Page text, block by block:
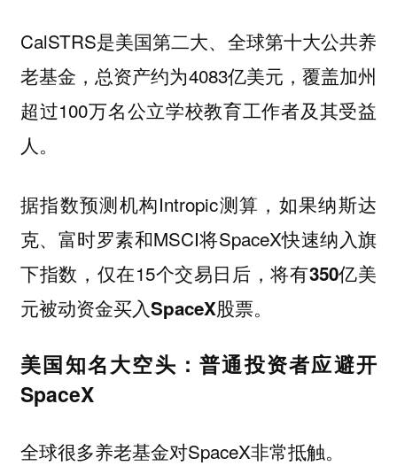
CalSTRS是美国第二大、全球第十大公共养
老基金，总资产约为4083亿美元，覆盖加州
超过100万名公立学校教育工作者及其受益
人。
据指数预测机构Intropic测算，如果纳斯达
克、富时罗素和MSCI将SpaceX快速纳入旗
下指数，仅在15个交易日后，将有350亿美
元被动资金买入SpaceX股票。
美国知名大空头：普通投资者应避开
SpaceX
全球很多养老基金对SpaceX非常抵触。